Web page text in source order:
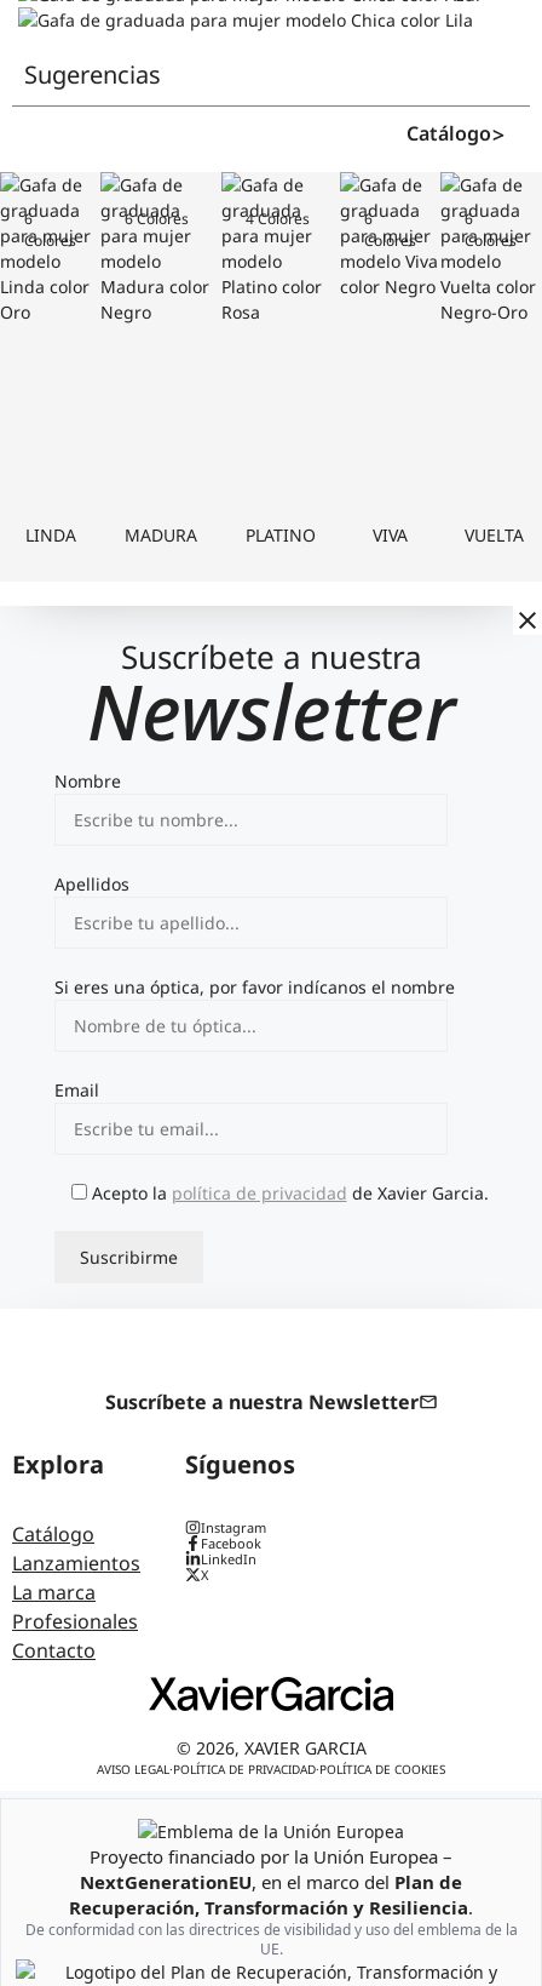
Sugerencias
Catálogo
6
Colores
LINDA
6 Colores
MADURA
4 Colores
PLATINO
6
Colores
VIVA
6
Colores
VUELTA
Suscríbete a nuestra
Newsletter
Nombre
Apellidos
Si eres una óptica, por favor indícanos el nombre
Email
Acepto la política de privacidad de Xavier Garcia.
Suscríbete a nuestra Newsletter
Explora
Catálogo
Lanzamientos
La marca
Profesionales
Contacto
Síguenos
Instagram
Facebook
LinkedIn
X
© 2026, XAVIER GARCIA
AVISO LEGAL ·POLÍTICA DE PRIVACIDAD·POLÍTICA DE COOKIES
Emblema de la Unión Europea
Proyecto financiado por la Unión Europea –
NextGenerationEU, en el marco del Plan de
Recuperación, Transformación y Resiliencia.
De conformidad con las directrices de visibilidad y uso del emblema de la
UE.